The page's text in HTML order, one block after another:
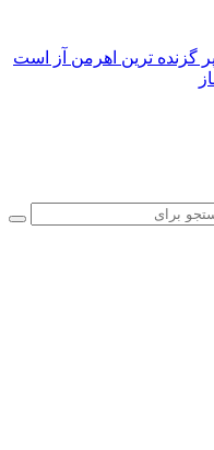
گزنده ترین اهرمن آز است